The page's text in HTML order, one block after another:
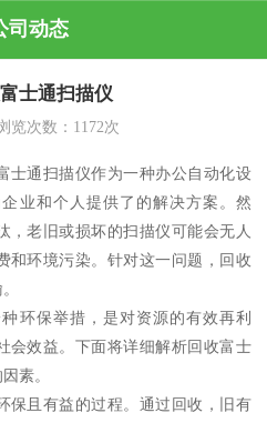
司动态
士通扫描仪
览次数： 1172次
士通扫描仪作为一种办公自动化设
业和个人提供了的解决方案。然
，老旧或损坏的扫描仪可能会无人
和环境污染。针对这一问题，回收
环保举措，是对资源的有效再利
会效益。下面将详细解析回收富士
素。
保且有益的过程。通过回收，旧有